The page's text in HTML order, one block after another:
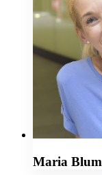
Maria Blum